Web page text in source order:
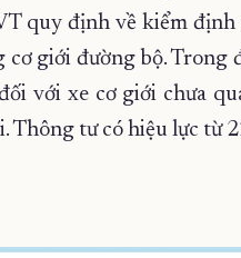
quy định về kiểm định
giới đường bộ. Trong
với xe cơ giới chưa
Thông tư có hiệu lực từ